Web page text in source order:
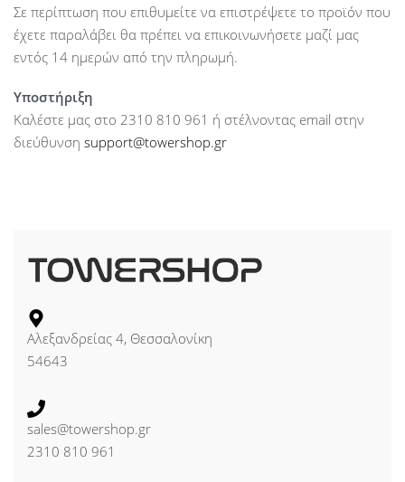
Σε περίπτωση που επιθυμείτε να επιστρέψετε το προϊόν που
έχετε παραλάβει θα πρέπει να επικοινωνήσετε μαζί μας
εντός 14 ημερών από την πληρωμή.
Υποστήριξη
Καλέστε μας στο 2310 810 961 ή στέλνοντας email στην
διεύθυνση support@towershop.gr
Αλεξανδρείας 4, Θεσσαλονίκη
54643
sales@towershop.gr
2310 810 961